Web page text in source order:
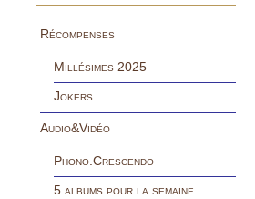
Récompenses
Millésimes 2025
Jokers
Audio&Vidéo
Phono.Crescendo
5 albums pour la semaine